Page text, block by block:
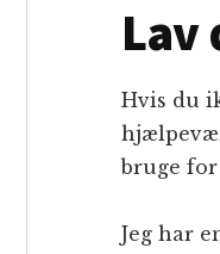
Lav
Hvis du
bruge
Jeg har